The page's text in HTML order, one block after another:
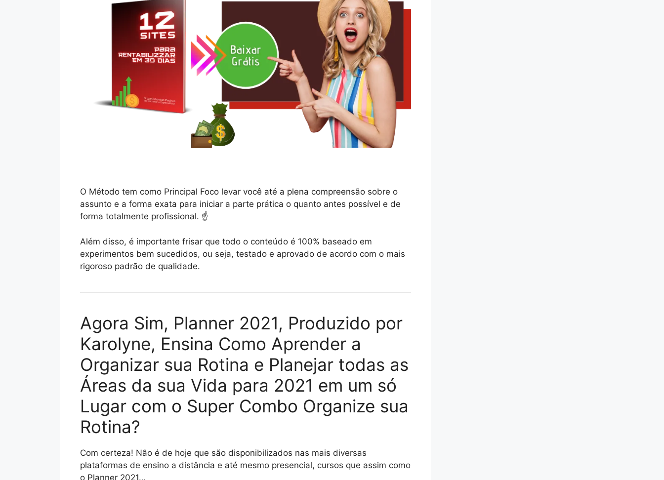
O Método tem como Principal Foco levar você até a plena compreensão sobre o
assunto e a forma exata para iniciar a parte prática o quanto antes possível e de
forma totalmente profissional. ☝️
Além disso, é importante frisar que todo o conteúdo é 100% baseado em
experimentos bem sucedidos, ou seja, testado e aprovado de acordo com o mais
rigoroso padrão de qualidade.
Agora Sim, Planner 2021, Produzido por
Karolyne, Ensina Como Aprender a
Organizar sua Rotina e Planejar todas as
Áreas da sua Vida para 2021 em um só
Lugar com o Super Combo Organize sua
Rotina?
Com certeza! Não é de hoje que são disponibilizados nas mais diversas
plataformas de ensino a distância e até mesmo presencial, cursos que assim como
o Planner 2021…